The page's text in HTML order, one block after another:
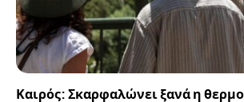
Καιρός: Σκαρφαλώνει ξανά η